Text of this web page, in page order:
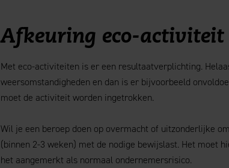
Afkeuring eco-activiteit
Met eco-activiteiten is er een resultaatverplichting.
weersomstandigheden en dan is er bijvoorbeeld
moet de activiteit worden ingetrokken.
Wil je een beroep doen op overmacht of uitzonderlijke
(binnen 2-3 weken) met de nodige bewijslast. Het moet
het aangemerkt als normaal ondernemersrisico.